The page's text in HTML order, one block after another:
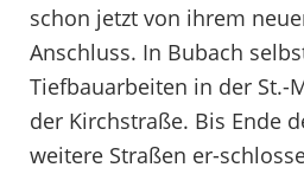
schon jetzt von ihrem
Anschluss. In Bubach
Tiefbauarbeiten in der St.-
der Kirchstraße. Bis Ende
weitere Straßen er-